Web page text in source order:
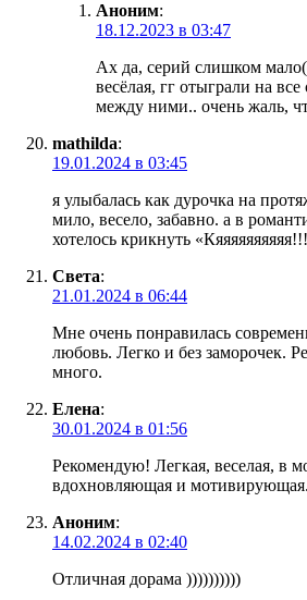
Аноним:
18.12.2023 в 03:47
Ах да, серий слишком
весёлая, гг отыграли на
между ними.. очень жаль,
mathilda:
19.01.2024 в 03:45
я улыбалась как дурочка на
мило, весело, забавно. а в
хотелось крикнуть
Света:
21.01.2024 в 06:44
Мне очень понравилась
любовь. Легко и без заморочек.
много.
Елена:
30.01.2024 в 01:56
Рекомендую! Легкая, веселая, в
вдохновляющая и мотивирующая.
Аноним:
14.02.2024 в 02:40
Отличная дорама ))))))))))